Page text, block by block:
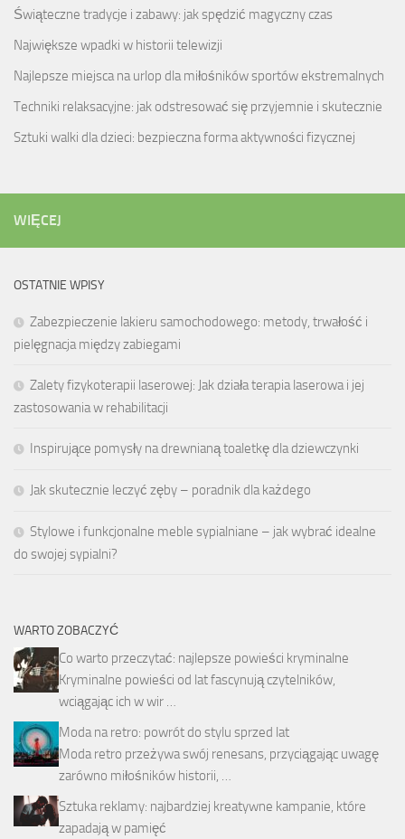
Świąteczne tradycje i zabawy: jak spędzić magyczny czas
Największe wpadki w historii telewizji
Najlepsze miejsca na urlop dla miłośników sportów ekstremalnych
Techniki relaksacyjne: jak odstresować się przyjemnie i skutecznie
Sztuki walki dla dzieci: bezpieczna forma aktywności fizycznej
WIĘCEJ
OSTATNIE WPISY
Zabezpieczenie lakieru samochodowego: metody, trwałość i
pielęgnacja między zabiegami
Zalety fizykoterapii laserowej: Jak działa terapia laserowa i jej
zastosowania w rehabilitacji
Inspirujące pomysły na drewnianą toaletkę dla dziewczynki
Jak skutecznie leczyć zęby – poradnik dla każdego
Stylowe i funkcjonalne meble sypialniane – jak wybrać idealne
do swojej sypialni?
WARTO ZOBACZYĆ
Co warto przeczytać: najlepsze powieści kryminalne
Kryminalne powieści od lat fascynują czytelników,
wciągając ich w wir …
Moda na retro: powrót do stylu sprzed lat
Moda retro przeżywa swój renesans, przyciągając uwagę
zarówno miłośników historii, …
Sztuka reklamy: najbardziej kreatywne kampanie, które
zapadają w pamięć